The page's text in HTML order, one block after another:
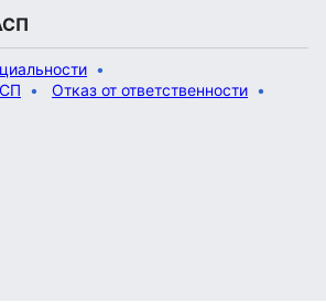
Отказ от ответственности